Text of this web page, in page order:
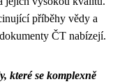
příběhy vědy a
ČT nabízejí.
které se komplexně